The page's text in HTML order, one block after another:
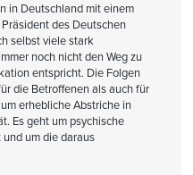
in Deutschland mit einem
des Deutschen
selbst viele stark
noch nicht den Weg zu
entspricht. Die Folgen
die Betroffenen als auch für
erhebliche Abstriche in
Es geht um psychische
um die daraus